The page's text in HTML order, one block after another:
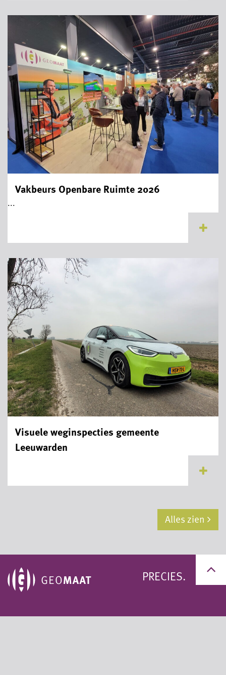
Vakbeurs Openbare Ruimte 2026
...
Visuele weginspecties gemeente
Leeuwarden
Alles zien
PRECIES.